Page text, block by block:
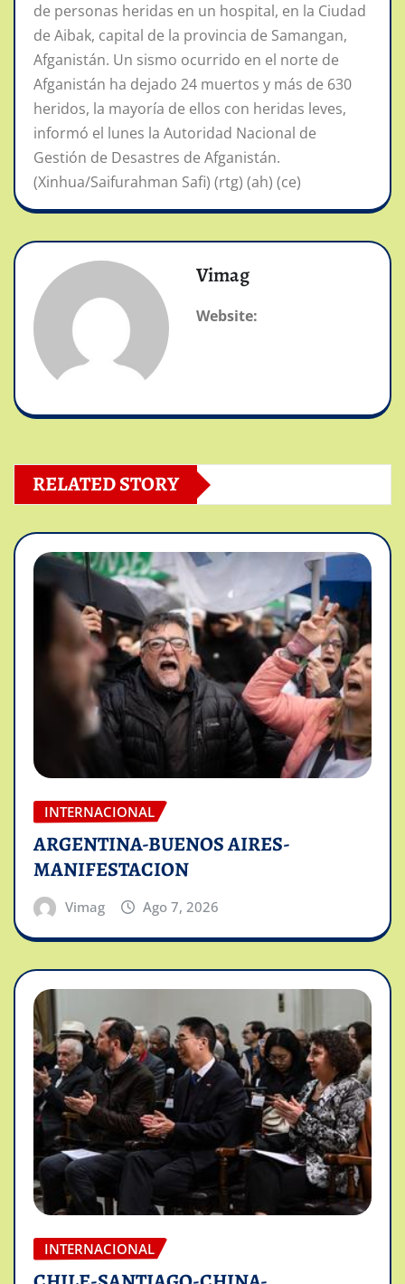
de personas heridas en un hospital, en la Ciudad
de Aibak, capital de la provincia de Samangan,
Afganistán. Un sismo ocurrido en el norte de
Afganistán ha dejado 24 muertos y más de 630
heridos, la mayoría de ellos con heridas leves,
informó el lunes la Autoridad Nacional de
Gestión de Desastres de Afganistán.
(Xinhua/Saifurahman Safi) (rtg) (ah) (ce)
Vimag
Website:
RELATED STORY
INTERNACIONAL
ARGENTINA-BUENOS AIRES-
MANIFESTACION
Vimag Ago 7, 2026
INTERNACIONAL